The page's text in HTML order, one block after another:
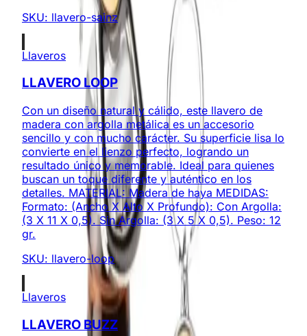
SKU: llavero-sainz
Llaveros
LLAVERO LOOP
Con un diseño natural y cálido, este llavero de
madera con argolla metálica es un accesorio
sencillo y con mucho carácter. Su superficie lisa lo
convierte en el lienzo perfecto, logrando un
resultado único y memorable. Ideal para quienes
buscan un toque diferente y auténtico en los
detalles. MATERIAL: Madera de haya MEDIDAS:
Formato: (Ancho X Alto X Profundo): Con Argolla:
(3 X 11 X 0,5). Sin Argolla: (3 X 5 X 0,5). Peso: 12
gr.
SKU: llavero-loop
Llaveros
LLAVERO BUZZ